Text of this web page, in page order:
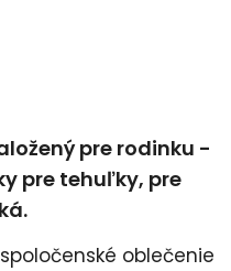
pre rodinku -
pre tehuľky, pre
oblečenie